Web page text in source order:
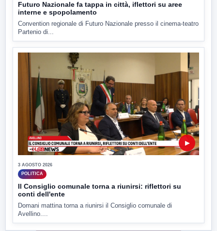
Futuro Nazionale fa tappa in città, iflettori su aree
interne e spopolamento
Convention regionale di Futuro Nazionale presso il cinema-teatro
Partenio di...
▶
3 AGOSTO 2026
POLITICA
Il Consiglio comunale torna a riunirsi: riflettori su
conti dell'ente
Domani mattina torna a riunirsi il Consiglio comunale di
Avellino....